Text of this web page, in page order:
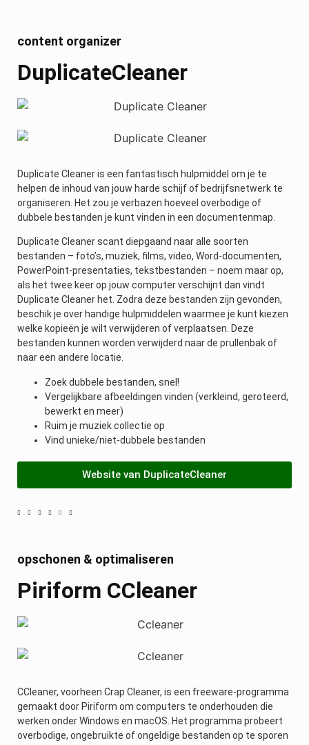
content organizer
DuplicateCleaner
Duplicate Cleaner is een fantastisch hulpmiddel om je te
helpen de inhoud van jouw harde schijf of bedrijfsnetwerk te
organiseren. Het zou je verbazen hoeveel overbodige of
dubbele bestanden je kunt vinden in een documentenmap.
Duplicate Cleaner scant diepgaand naar alle soorten
bestanden – foto’s, muziek, films, video, Word-documenten,
PowerPoint-presentaties, tekstbestanden – noem maar op,
als het twee keer op jouw computer verschijnt dan vindt
Duplicate Cleaner het. Zodra deze bestanden zijn gevonden,
beschik je over handige hulpmiddelen waarmee je kunt kiezen
welke kopieën je wilt verwijderen of verplaatsen. Deze
bestanden kunnen worden verwijderd naar de prullenbak of
naar een andere locatie.
Zoek dubbele bestanden, snel!
Vergelijkbare afbeeldingen vinden (verkleind, geroteerd,
bewerkt en meer)
Ruim je muziek collectie op
Vind unieke/niet-dubbele bestanden
Website van DuplicateCleaner
opschonen & optimaliseren
Piriform CCleaner
CCleaner, voorheen Crap Cleaner, is een freeware-programma
gemaakt door Piriform om computers te onderhouden die
werken onder Windows en macOS. Het programma probeert
overbodige, ongebruikte of ongeldige bestanden op te sporen